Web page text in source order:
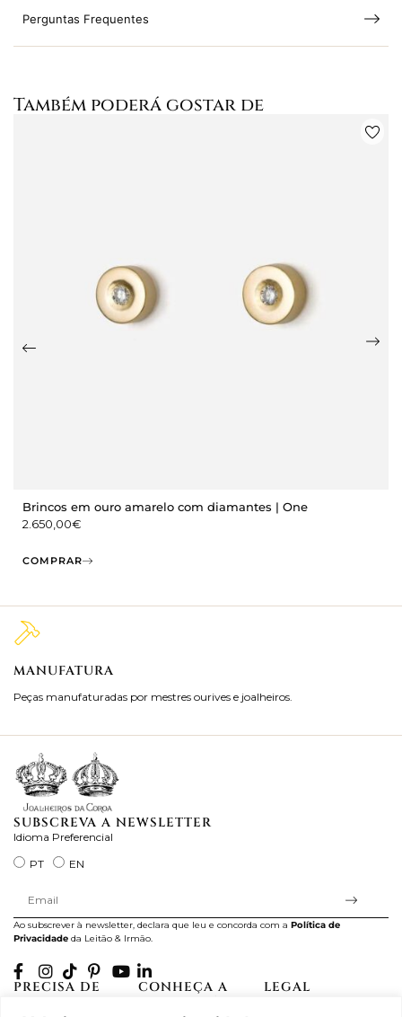
Perguntas Frequentes
Também poderá gostar de
Brincos em ouro amarelo com diamantes | One
2.650,00€
COMPRAR
MANUFATURA
Peças manufaturadas por mestres ourives e joalheiros.
SUBSCREVA A NEWSLETTER
Idioma Preferencial
PT
EN
Ao subscrever à newsletter, declara que leu e concorda com a Política de
Privacidade da Leitão & Irmão.
PRECISA DE
CONHEÇA A
LEGAL